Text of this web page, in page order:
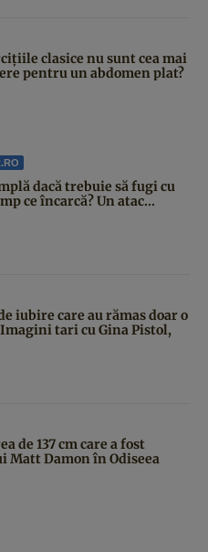
clasice nu sunt cea mai
pentru un abdomen plat?
dacă trebuie să fugi cu
ce încarcă? Un atac...
iubire care au rămas doar o
tari cu Gina Pistol,
de 137 cm care a fost
Matt Damon în Odiseea